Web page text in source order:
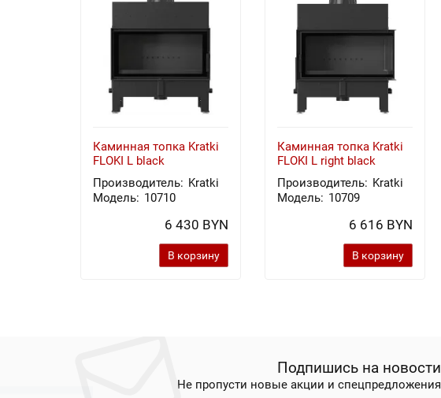
Каминная топка Kratki
FLOKI L black
Производитель: Kratki
Модель: 10710
6 430 BYN
В корзину
Каминная топка Kratki
FLOKI L right black
Производитель: Kratki
Модель: 10709
6 616 BYN
В корзину
Подпишись на новости
Не пропусти новые акции и спецпредложения